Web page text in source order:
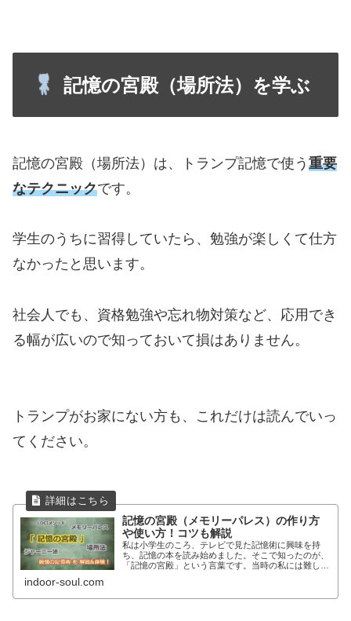
記憶の宮殿（場所法）を学ぶ
記憶の宮殿（場所法）は、トランプ記憶で使う 重要
なテクニックです。
学生のうちに習得していたら、勉強が楽しくて仕方
なかったと思います。
社会人でも、資格勉強や忘れ物対策など、応用でき
る幅が広いので知っておいて損はありません。
トランプがお家にない方も、これだけは読んでいっ
てください。
記憶の宮殿（メモリーパレス）の作り方
や使い方！コツも解説
私は小学生のころ、テレビで見た記憶術に興味を持
ち、記憶の本を読み始めました。そこで知ったのが、
「記憶の宮殿」という言葉です。当時の私には難し
indoor-soul.com